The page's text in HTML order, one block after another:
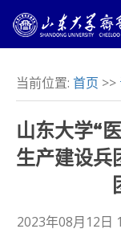
当前位置: 首页 >>
山东大学“
生产建设兵
2023年08月12日